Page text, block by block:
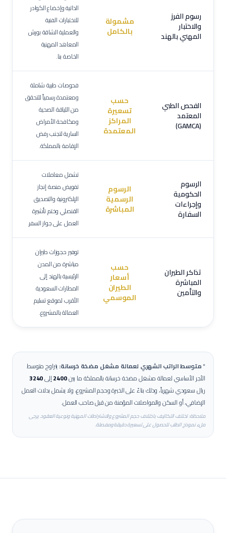
رسوم الفرز
والاختبار
المهني بالهند
مشمولة
بالكامل
الذاتية وإخضاع الكوادر
للاختبارات الفنية
والعملية الشاقة بورش
المعاهد المهنية
الخاصة بنا.
الفحص الطبي
المعتمد
(GAMCA)
حسب
تسعيرة
المراكز
المعتمدة
فحوصات طبية شاملة
ومعتمدة رسمياً للتحقق
من اللياقة الصحية
ومكافحة الأمراض
السارية لتجنب رفض
الإقامة بالمملكة.
الرسوم
الحكومية
وإجراءات
السفارة
الرسوم
الرسمية
المباشرة
تشمل معاملات
تفويض منصة إنجاز
الإلكترونية والتصديق
القنصلي وختم تأشيرة
العمل على جواز السفر.
تذاكر الطيران
المباشرة
والتأمين
حسب
أسعار
الطيران
الموسمي
توفير حجوزات طيران
مباشرة من المدن
الرئيسية بالهند إلى
المطارات السعودية
الأقرب لموقع تسليم
العمالة بالمشروع.
*متوسط الراتب الشهري لعمالة مشغل مضخة خرسانة:يتراوح متوسط
الأجر الأساسي لعمالةمشغل مضخة خرسانةبالمملكة ما بين2400إلى3240
ريال سعودي شهرياً، وذلك بناءً على الخبرة وحجم المشروع، ولا يشمل بدلات العمل
الإضافي، أو السكن والمواصلات المؤمنة من قبل صاحب العمل.
ملاحظة: تختلف التكاليف باختلاف حجم المشروع والاشتراطات المهنية ونوعية العقود. يرجى
ملء نموذج الطلب للحصول على تسعيرة دقيقة ومفصلة.